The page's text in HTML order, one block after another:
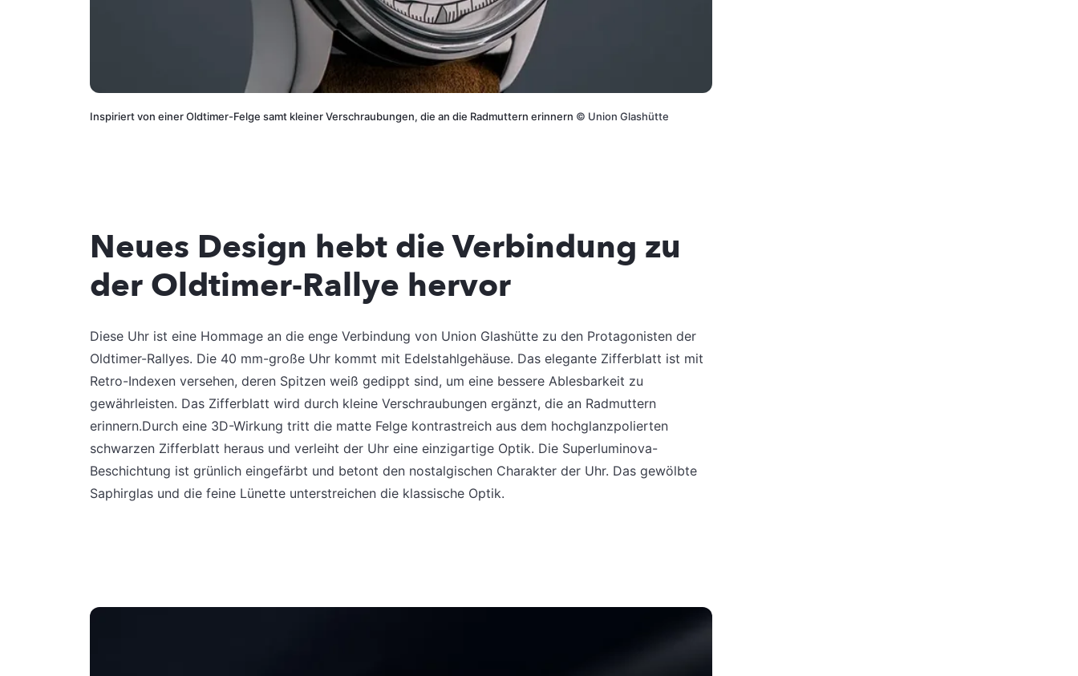
Inspiriert von einer Oldtimer-Felge samt kleiner Verschraubungen, die an die Radmuttern erinnern © Union Glashütte
Neues Design hebt die Verbindung zu
der Oldtimer-Rallye hervor
Diese Uhr ist eine Hommage an die enge Verbindung von Union Glashütte zu den Protagonisten der
Oldtimer-Rallyes. Die 40 mm-große Uhr kommt mit Edelstahlgehäuse. Das elegante Zifferblatt ist mit
Retro-Indexen versehen, deren Spitzen weiß gedippt sind, um eine bessere Ablesbarkeit zu
gewährleisten. Das Zifferblatt wird durch kleine Verschraubungen ergänzt, die an Radmuttern
erinnern.Durch eine 3D-Wirkung tritt die matte Felge kontrastreich aus dem hochglanzpolierten
schwarzen Zifferblatt heraus und verleiht der Uhr eine einzigartige Optik. Die Superluminova-
Beschichtung ist grünlich eingefärbt und betont den nostalgischen Charakter der Uhr. Das gewölbte
Saphirglas und die feine Lünette unterstreichen die klassische Optik.